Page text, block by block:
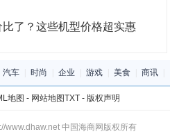
了？这些机型价格超实惠
汽车 时尚 企业 游戏 美食 商讯
地图 - 网站地图TXT- 版权声明
中国海商网版权所有